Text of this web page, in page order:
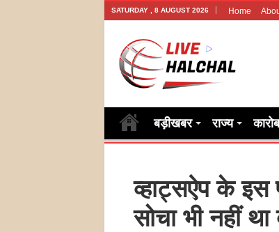
SATURDAY , 8 AUGUST 2026 Home
बड़ीखबर राज्य
व्‍हाट्सऐप के इस
सोचा भी नहीं था